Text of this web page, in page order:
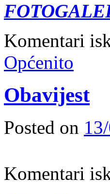
Komentari
Općenito
Obavijest
Posted on
Komentari